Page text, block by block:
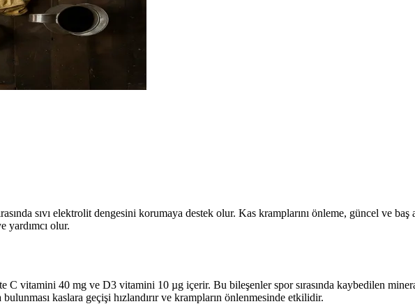
sıvı elektrolit dengesini korumaya destek olur. Kas kramplarını önleme, güncel ve
yardımcı olur.
vitamini 40 mg ve D3 vitamini 10 µg içerir. Bu bileşenler spor sırasında kaybedilen
kaslara geçişi hızlandırır ve krampların önlenmesinde etkilidir.